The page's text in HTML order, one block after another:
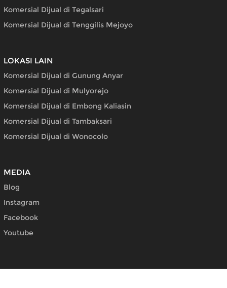
Komersial Dijual di Tegalsari
Komersial Dijual di Tenggilis Mejoyo
LOKASI LAIN
Komersial Dijual di Gunung Anyar
Komersial Dijual di Mulyorejo
Komersial Dijual di Embong Kaliasin
Komersial Dijual di Tambaksari
Komersial Dijual di Wonocolo
MEDIA
Blog
Instagram
Facebook
Youtube